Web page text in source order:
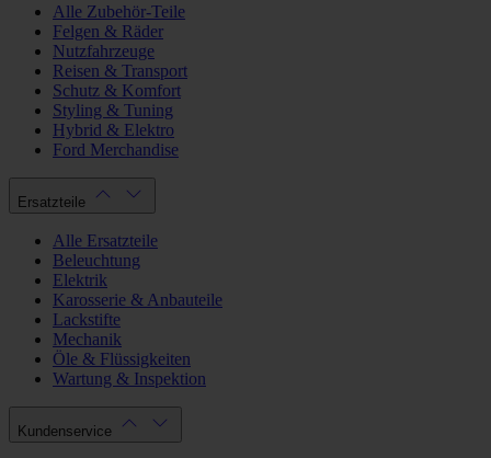
Alle Zubehör-Teile
Felgen & Räder
Nutzfahrzeuge
Reisen & Transport
Schutz & Komfort
Styling & Tuning
Hybrid & Elektro
Ford Merchandise
Ersatzteile
Alle Ersatzteile
Beleuchtung
Elektrik
Karosserie & Anbauteile
Lackstifte
Mechanik
Öle & Flüssigkeiten
Wartung & Inspektion
Kundenservice